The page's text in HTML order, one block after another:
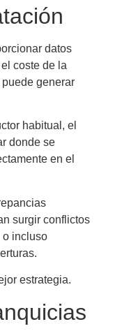
datos
coste de la
generar
habitual, el
donde se
en el
surgir conflictos
o incluso
estrategia.